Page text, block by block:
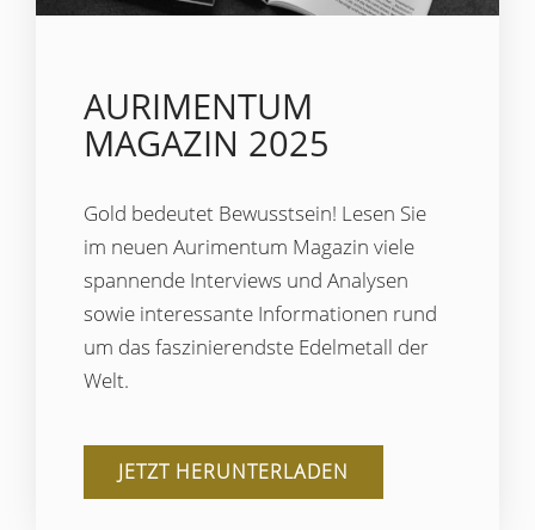
AURIMENTUM
MAGAZIN 2025
Gold bedeutet Bewusstsein! Lesen Sie
im neuen Aurimentum Magazin viele
spannende Interviews und Analysen
sowie interessante Informationen rund
um das faszinierendste Edelmetall der
Welt.
JETZT HERUNTERLADEN